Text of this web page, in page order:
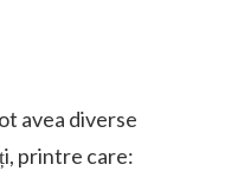
avea diverse
printre care: